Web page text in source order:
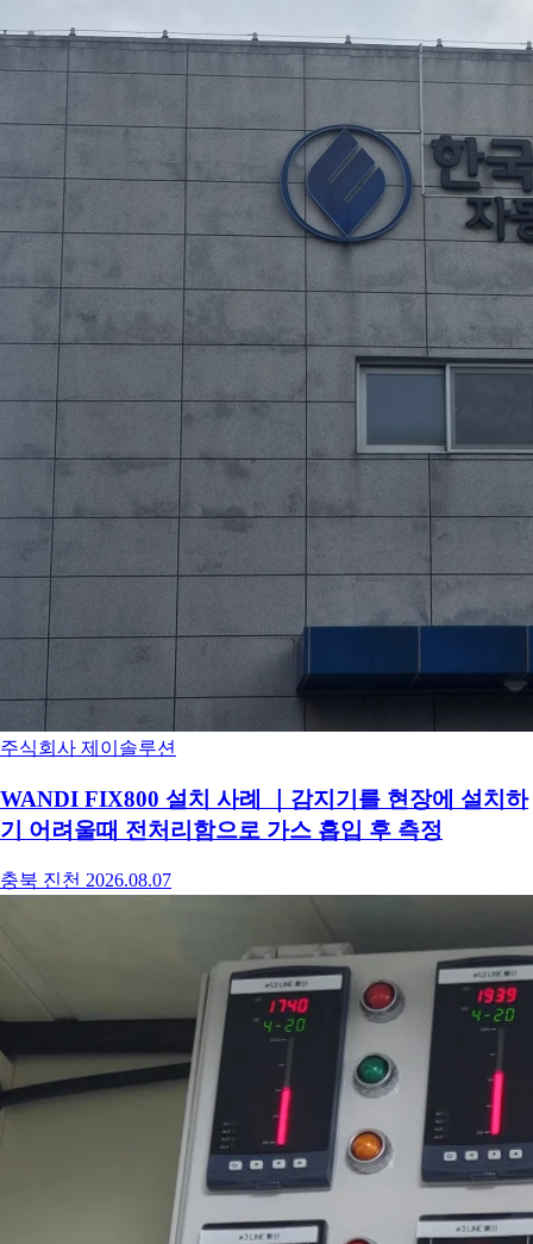
주식회사 제이솔루션
WANDI FIX800 설치 사례 ｜감지기를 현장에 설치하
기 어려울때 전처리함으로 가스 흡입 후 측정
충북 진천 2026.08.07